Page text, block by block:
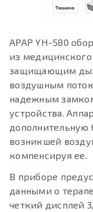
APAP YH-580
из медицинского
защищающим
воздушным
надежным
устройства.
дополнительную
возникшей
компенсируя ее.
В приборе
данными о
четкий дисплей